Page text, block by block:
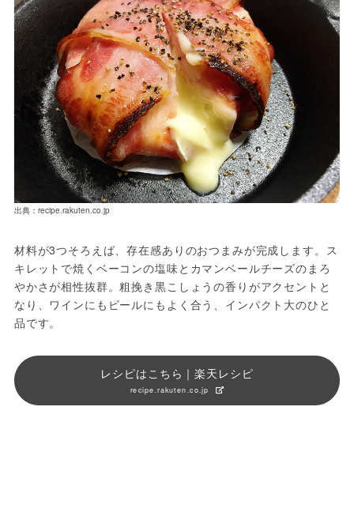
出典：recipe.rakuten.co.jp
材料が3つそろえば、存在感ありのおつまみが完成します。ス
キレットで焼くベーコンの塩味とカマンベールチーズのまろ
やかさが相性抜群。粗挽き黒こしょうの香りがアクセントと
なり、ワインにもビールにもよく合う、インパクト大のひと
品です。
レシピはこちら｜楽天レシピ
recipe.rakuten.co.jp